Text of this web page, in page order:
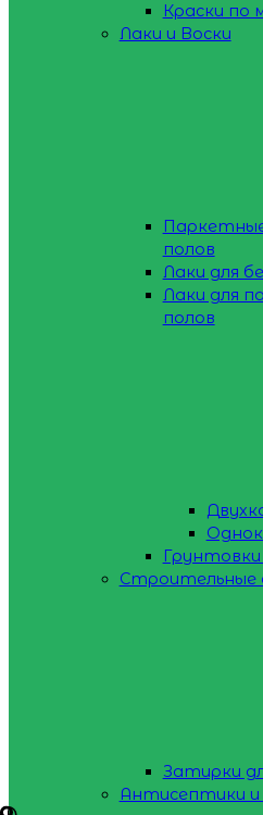
Краски по
Лаки и Воски
полов
Лаки для
Лаки для
полов
Строительные
Затирки
Антисептики и